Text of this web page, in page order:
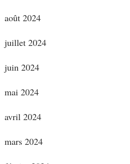
août 2024
juillet 2024
juin 2024
mai 2024
avril 2024
mars 2024